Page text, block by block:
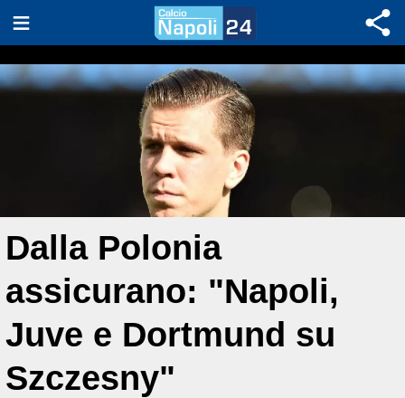
Dalla Polonia
assicurano: "Napoli,
Juve e Dortmund su
Szczesny"